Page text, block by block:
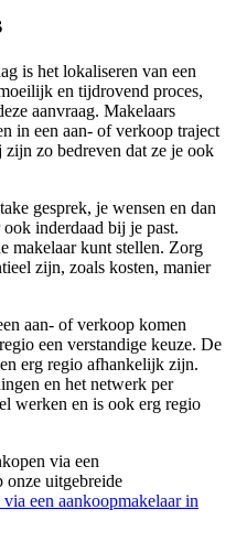
is het lokaliseren van een
en tijdrovend proces,
aanvraag. Makelaars
in een aan- of verkoop traject
zo bedreven dat ze je ook
gesprek, je wensen en dan
inderdaad bij je past.
makelaar kunt stellen. Zorg
zijn, zoals kosten, manier
aan- of verkoop komen
een verstandige keuze. De
erg regio afhankelijk zijn.
en het netwerk per
werken en is ook erg regio
via een
onze uitgebreide
een aankoopmakelaar in